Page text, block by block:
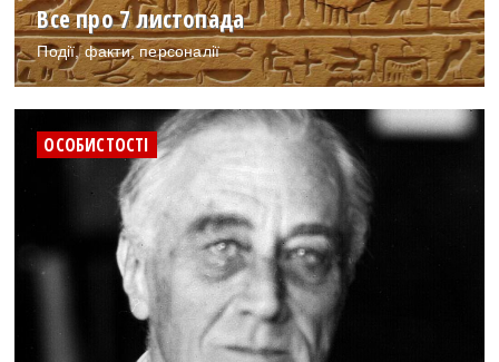
Все про 7 листопада
Події, факти, персоналії
ОСОБИСТОСТІ